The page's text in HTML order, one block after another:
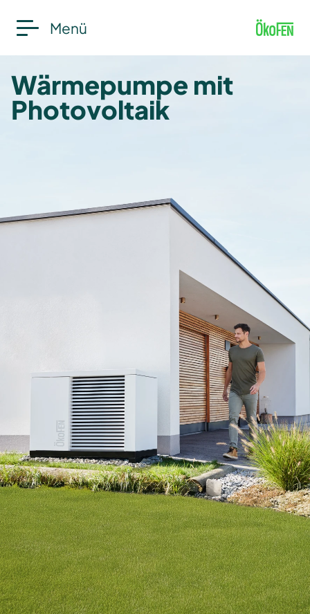
Menü
Wärmepumpe mit
Photovoltaik